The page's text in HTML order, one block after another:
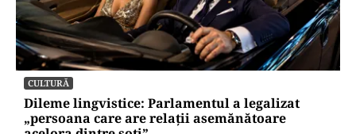
ACTUALITATE
Retter, gata cu 7 luni înainte de termen pe A0
Nord. Care este situația reală a descărcărilor